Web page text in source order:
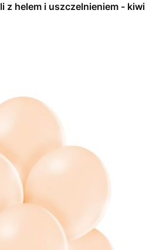
Balon lateksowy 12cali z helem i uszczelnieniem - kiwi
koszyku: 0. Zobacz szczegóły